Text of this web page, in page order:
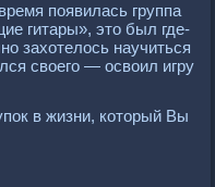
появилась группа
гитары», это был где-
захотелось научиться
своего — освоил игру
в жизни, который Вы